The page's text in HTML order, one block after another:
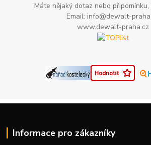
Máte nějaký dotaz nebo
Email: info@dewalt-
www.dewalt-praha.cz
Informace pro zákazníky